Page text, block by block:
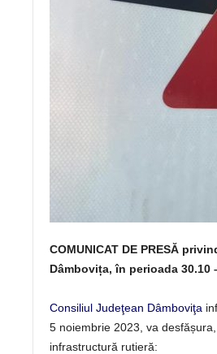
COMUNICAT DE PRESĂ
Dâmbovița, în perioada 30.10
Consiliul Judeţean Dâmboviţa
5 noiembrie 2023, va
infrastructură rutieră: